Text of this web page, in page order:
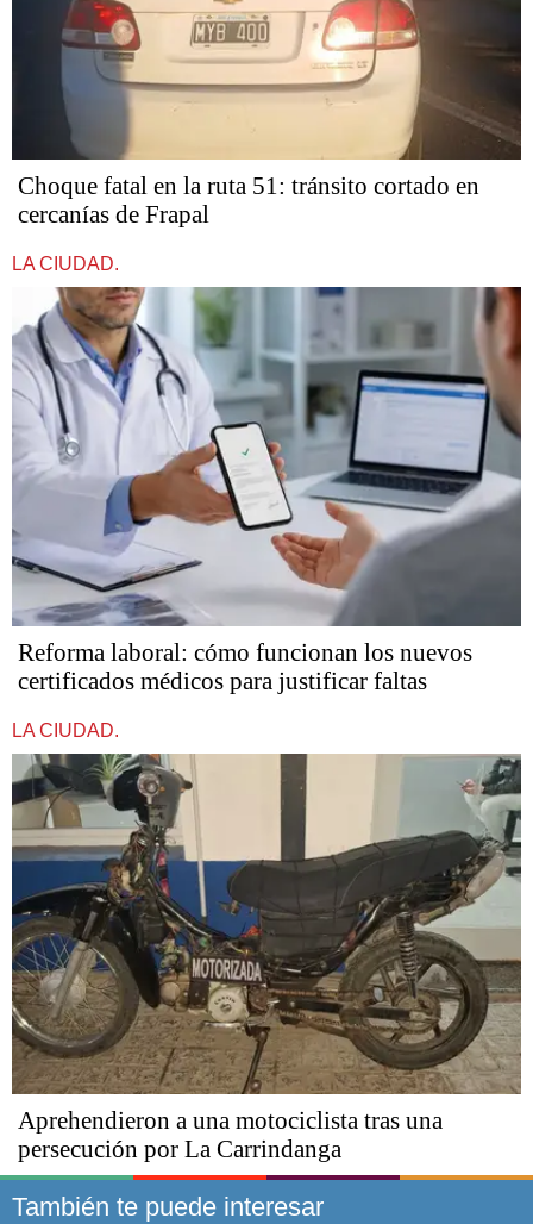
Choque fatal en la ruta 51: tránsito cortado en
cercanías de Frapal
LA CIUDAD.
Reforma laboral: cómo funcionan los nuevos
certificados médicos para justificar faltas
LA CIUDAD.
Aprehendieron a una motociclista tras una
persecución por La Carrindanga
También te puede interesar